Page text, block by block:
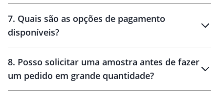
10 dias
brinde
48 horas
7. Quais são as opções de pagamento
disponíveis?
8. Posso solicitar uma amostra antes de fazer
um pedido em grande quantidade?